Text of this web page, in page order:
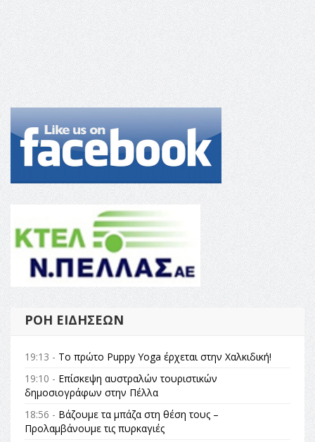
ΡΟΉ ΕΙΔΉΣΕΩΝ
19:13 - Το πρώτο Puppy Yoga έρχεται στην Χαλκιδική!
19:10 - Επίσκεψη αυστραλών τουριστικών
δημοσιογράφων στην Πέλλα
18:56 - Βάζουμε τα μπάζα στη θέση τους –
Προλαμβάνουμε τις πυρκαγιές